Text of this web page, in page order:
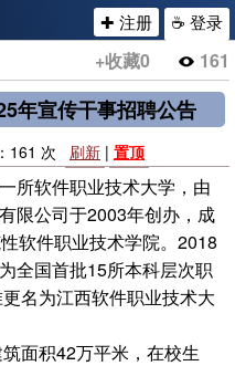
☕ 登录
✚ 注册
+收藏0 161
年宣传干事招聘公告
161 次 刷新 | 置顶
所软件职业技术大学，由
限公司于2003年创办，成
软件职业技术学院。2018
全国首批15所本科层次职
名为江西软件职业技术大
面积42万平米，在校生